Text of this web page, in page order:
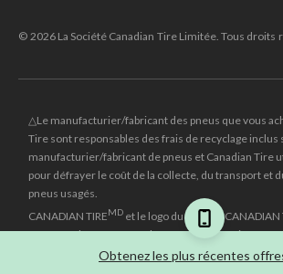
Obtenez les plus récentes
© 2026 La Société Canadian Tire Limitée. Tous droits
△Le manufacturier/fabricant des pneus que vous
Tire sont responsables des frais de recyclage inclus
manufacturier/fabricant de pneus et Canadian Tire
pour défrayer le coût de la collecte, du transport et
pneus usagés.
CANADIAN TIREMD et le logo du triangle CANADIAN
marques de commerce déposées de la Société